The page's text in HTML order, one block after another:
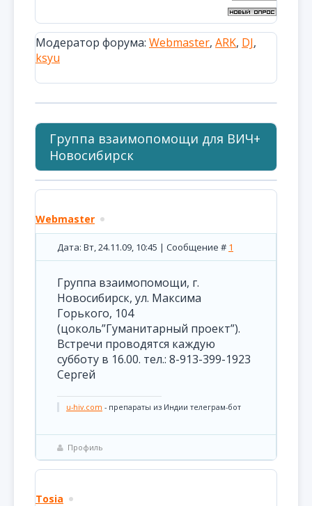
Модератор форума: Webmaster, ARK, DJ,
ksyu
Группа взаимопомощи для ВИЧ+
Новосибирск
Webmaster
Дата: Вт, 24.11.09, 10:45 | Сообщение # 1
Группа взаимопомощи, г.
Новосибирск, ул. Максима
Горького, 104
(цоколь”Гуманитарный проект”).
Встречи проводятся каждую
субботу в 16.00. тел.: 8-913-399-1923
Сергей
u-hiv.com - препараты из Индии телеграм-бот
Профиль
Tosia